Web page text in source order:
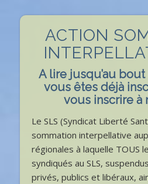
ACTION
A lire jusqu’au
vous êtes déjà
vous inscrire à
Le SLS (Syndicat Liberté
sommation interpellative
régionales à laquelle TOUS
syndiqués au SLS,
privés, publics et libéraux,